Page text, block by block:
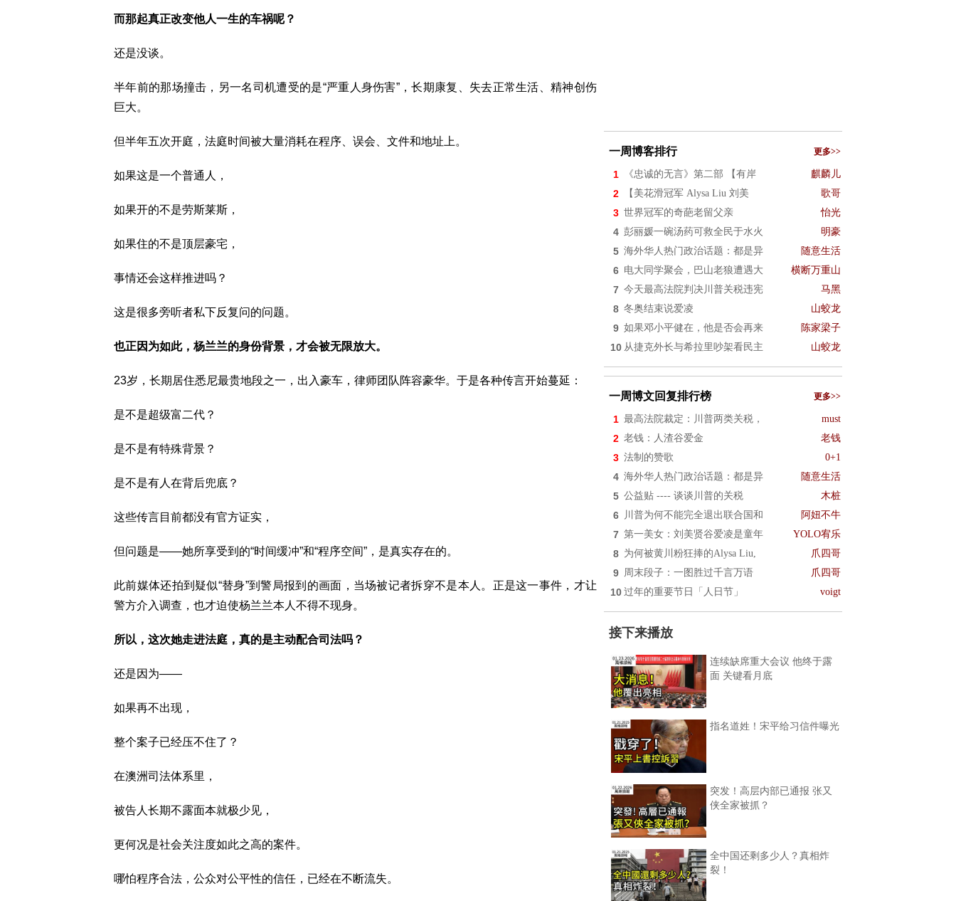
而那起真正改变他人一生的车祸呢？
还是没谈。
半年前的那场撞击，另一名司机遭受的是“严重人身伤害”，长期康复、失去正常生活、精神创伤
巨大。
但半年五次开庭，法庭时间被大量消耗在程序、误会、文件和地址上。
如果这是一个普通人，
如果开的不是劳斯莱斯，
如果住的不是顶层豪宅，
事情还会这样推进吗？
这是很多旁听者私下反复问的问题。
也正因为如此，杨兰兰的身份背景，才会被无限放大。
23岁，长期居住悉尼最贵地段之一，出入豪车，律师团队阵容豪华。于是各种传言开始蔓延：
是不是超级富二代？
是不是有特殊背景？
是不是有人在背后兜底？
这些传言目前都没有官方证实，
但问题是——她所享受到的“时间缓冲”和“程序空间”，是真实存在的。
此前媒体还拍到疑似“替身”到警局报到的画面，当场被记者拆穿不是本人。正是这一事件，才让
警方介入调查，也才迫使杨兰兰本人不得不现身。
所以，这次她走进法庭，真的是主动配合司法吗？
还是因为——
如果再不出现，
整个案子已经压不住了？
在澳洲司法体系里，
被告人长期不露面本就极少见，
更何况是社会关注度如此之高的案件。
哪怕程序合法，公众对公平性的信任，已经在不断流失。
一周博客排行 更多>>
1 《忠诚的无言》第二部 【有岸 麒麟儿
2 【美花滑冠军 Alysa Liu 刘美 歌哥
3 世界冠军的奇葩老留父亲 怡光
4 彭丽媛一碗汤药可救全民于水火 明豪
5 海外华人热门政治话题：都是异 随意生活
6 电大同学聚会，巴山老狼遭遇大 横断万重山
7 今天最高法院判决川普关税违宪 马黑
8 冬奥结束说爱凌 山蛟龙
9 如果邓小平健在，他是否会再来 陈家梁子
10 从捷克外长与希拉里吵架看民主 山蛟龙
一周博文回复排行榜 更多>>
1 最高法院裁定：川普两类关税， must
2 老钱：人渣谷爱金 老钱
3 法制的赞歌 0+1
4 海外华人热门政治话题：都是异 随意生活
5 公益贴 ---- 谈谈川普的关税 木桩
6 川普为何不能完全退出联合国和 阿妞不牛
7 第一美女：刘美贤谷爱凌是童年 YOLO宥乐
8 为何被黄川粉狂捧的Alysa Liu, 爪四哥
9 周末段子：一图胜过千言万语 爪四哥
10 过年的重要节日「人日节」 voigt
接下来播放
连续缺席重大会议 他终于露
面 关键看月底
指名道姓！宋平给习信件曝光
突发！高层内部已通报 张又
侠全家被抓？
全中国还剩多少人？真相炸
裂！